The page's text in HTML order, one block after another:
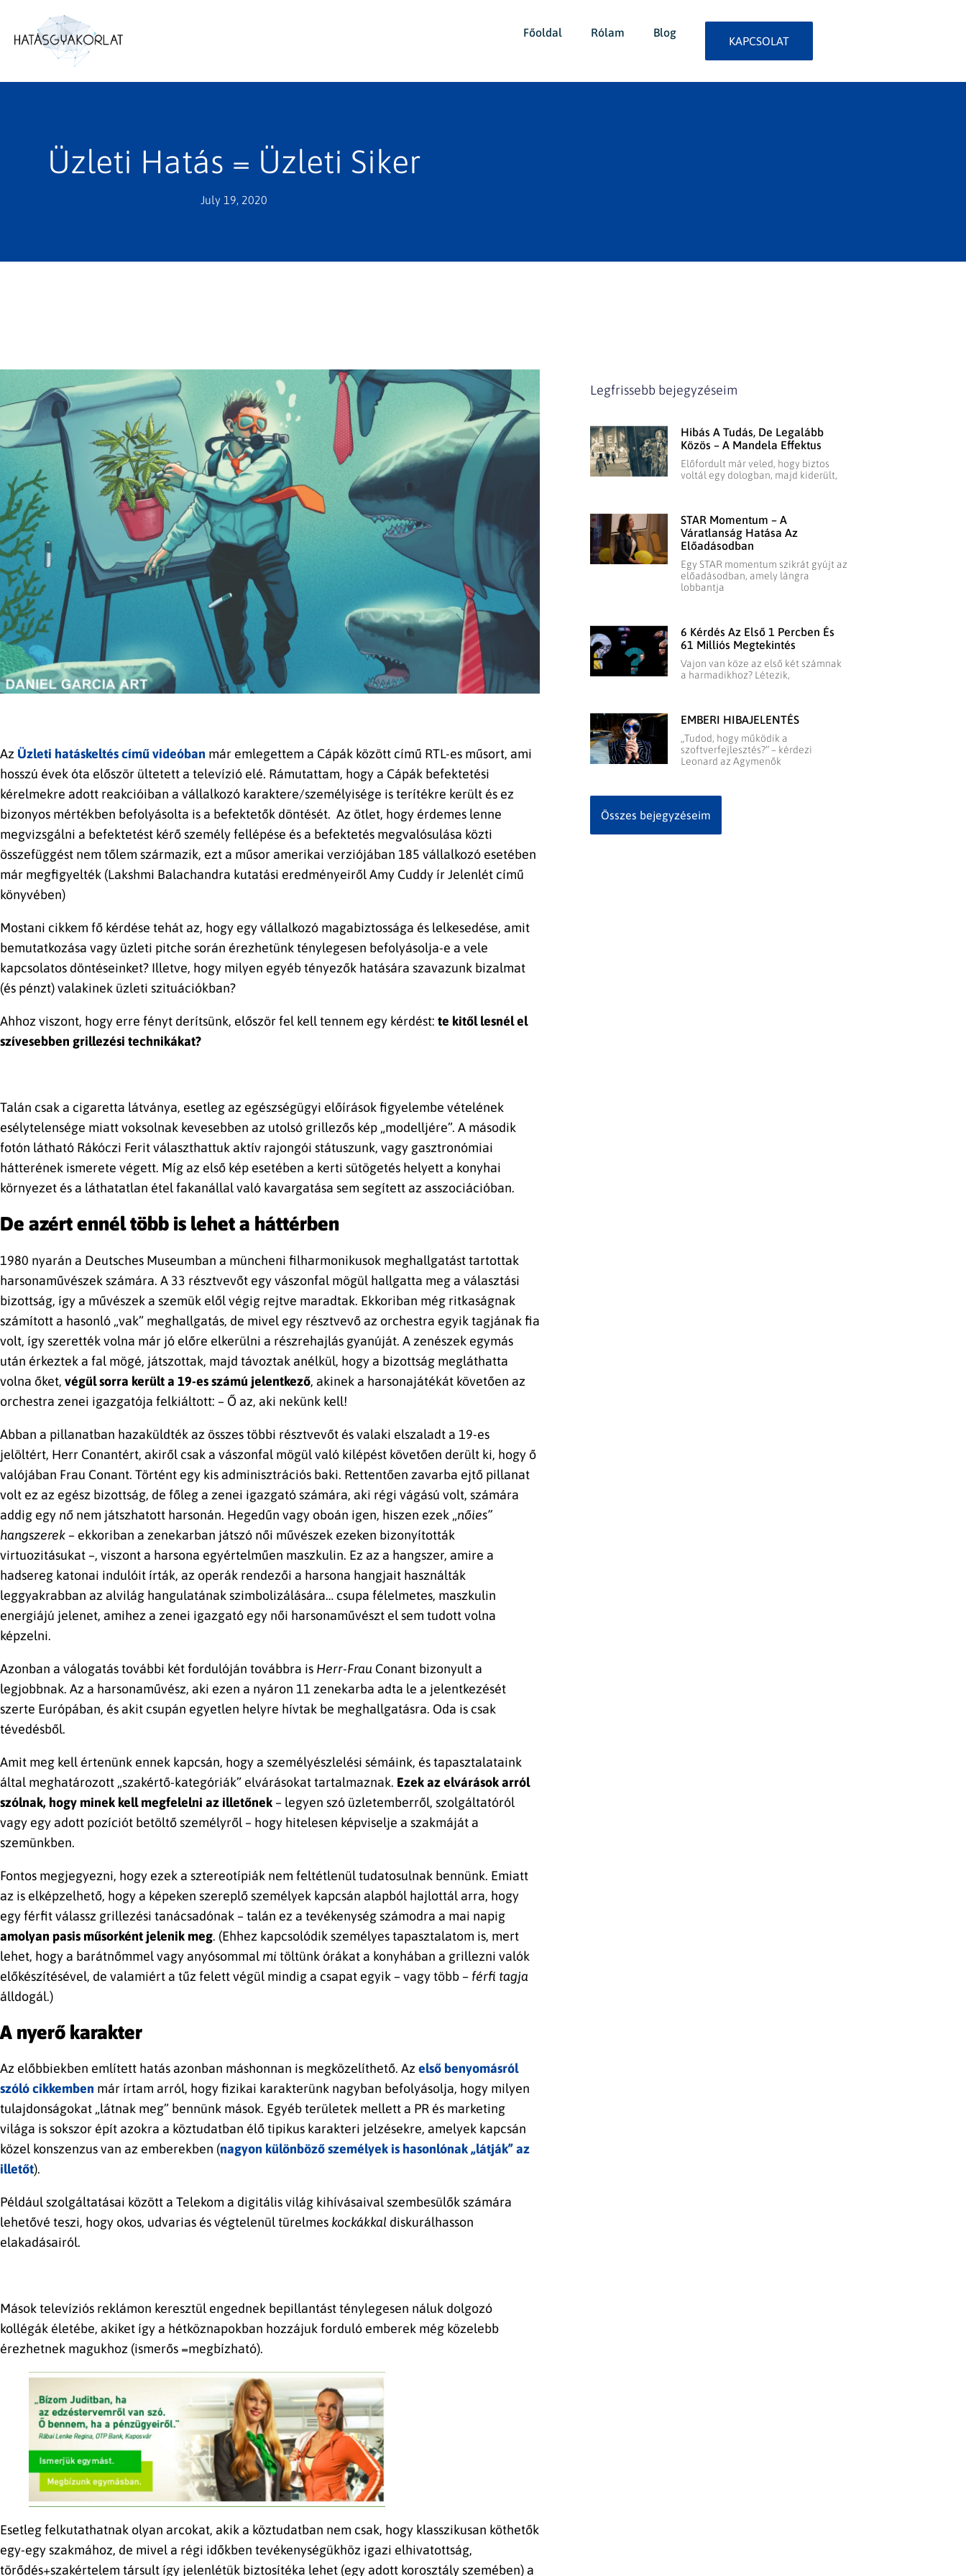
Főoldal Rólam Blog
KAPCSOLAT
Üzleti Hatás = Üzleti Siker
July 19, 2020
Az Üzleti hatáskeltés című videóban már emlegettem a Cápák között című RTL-es műsort, ami
hosszú évek óta először ültetett a televízió elé. Rámutattam, hogy a Cápák befektetési
kérelmekre adott reakcióiban a vállalkozó karaktere/személyisége is terítékre került és ez
bizonyos mértékben befolyásolta is a befektetők döntését. Az ötlet, hogy érdemes lenne
megvizsgálni a befektetést kérő személy fellépése és a befektetés megvalósulása közti
összefüggést nem tőlem származik, ezt a műsor amerikai verziójában 185 vállalkozó esetében
már megfigyelték (Lakshmi Balachandra kutatási eredményeiről Amy Cuddy ír Jelenlét című
könyvében)
Mostani cikkem fő kérdése tehát az, hogy egy vállalkozó magabiztossága és lelkesedése, amit
bemutatkozása vagy üzleti pitche során érezhetünk ténylegesen befolyásolja-e a vele
kapcsolatos döntéseinket? Illetve, hogy milyen egyéb tényezők hatására szavazunk bizalmat
(és pénzt) valakinek üzleti szituációkban?
Ahhoz viszont, hogy erre fényt derítsünk, először fel kell tennem egy kérdést: te kitől lesnél el
szívesebben grillezési technikákat?
Talán csak a cigaretta látványa, esetleg az egészségügyi előírások figyelembe vételének
esélytelensége miatt voksolnak kevesebben az utolsó grillezős kép „modelljére”. A második
fotón látható Rákóczi Ferit választhattuk aktív rajongói státuszunk, vagy gasztronómiai
hátterének ismerete végett. Míg az első kép esetében a kerti sütögetés helyett a konyhai
környezet és a láthatatlan étel fakanállal való kavargatása sem segített az asszociációban.
De azért ennél több is lehet a háttérben
1980 nyarán a Deutsches Museumban a müncheni filharmonikusok meghallgatást tartottak
harsonaművészek számára. A 33 résztvevőt egy vászonfal mögül hallgatta meg a választási
bizottság, így a művészek a szemük elől végig rejtve maradtak. Ekkoriban még ritkaságnak
számított a hasonló „vak” meghallgatás, de mivel egy résztvevő az orchestra egyik tagjának fia
volt, így szerették volna már jó előre elkerülni a részrehajlás gyanúját. A zenészek egymás
után érkeztek a fal mögé, játszottak, majd távoztak anélkül, hogy a bizottság megláthatta
volna őket, végül sorra került a 19-es számú jelentkező, akinek a harsonajátékát követően az
orchestra zenei igazgatója felkiáltott: – Ő az, aki nekünk kell!
Abban a pillanatban hazaküldték az összes többi résztvevőt és valaki elszaladt a 19-es
jelöltért, Herr Conantért, akiről csak a vászonfal mögül való kilépést követően derült ki, hogy ő
valójában Frau Conant. Történt egy kis adminisztrációs baki. Rettentően zavarba ejtő pillanat
volt ez az egész bizottság, de főleg a zenei igazgató számára, aki régi vágású volt, számára
addig egy nő nem játszhatott harsonán. Hegedűn vagy oboán igen, hiszen ezek „nőies”
hangszerek– ekkoriban a zenekarban játszó női művészek ezeken bizonyították
virtuozitásukat –, viszont a harsona egyértelműen maszkulin. Ez az a hangszer, amire a
hadsereg katonai indulóit írták, az operák rendezői a harsona hangjait használták
leggyakrabban az alvilág hangulatának szimbolizálására… csupa félelmetes, maszkulin
energiájú jelenet, amihez a zenei igazgató egy női harsonaművészt el sem tudott volna
képzelni.
Azonban a válogatás további két fordulóján továbbra is Herr-Frau Conant bizonyult a
legjobbnak. Az a harsonaművész, aki ezen a nyáron 11 zenekarba adta le a jelentkezését
szerte Európában, és akit csupán egyetlen helyre hívtak be meghallgatásra. Oda is csak
tévedésből.
Amit meg kell értenünk ennek kapcsán, hogy a személyészlelési sémáink, és tapasztalataink
által meghatározott „szakértő-kategóriák” elvárásokat tartalmaznak. Ezek az elvárások arról
szólnak, hogy minek kell megfelelni az illetőnek– legyen szó üzletemberről, szolgáltatóról
vagy egy adott pozíciót betöltő személyről – hogy hitelesen képviselje a szakmáját a
szemünkben.
Fontos megjegyezni, hogy ezek a sztereotípiák nem feltétlenül tudatosulnak bennünk. Emiatt
az is elképzelhető, hogy a képeken szereplő személyek kapcsán alapból hajlottál arra, hogy
egy férfit válassz grillezési tanácsadónak – talán ez a tevékenység számodra a mai napig
amolyan pasis műsorként jelenik meg. (Ehhez kapcsolódik személyes tapasztalatom is, mert
lehet, hogy a barátnőmmel vagy anyósommal mi töltünk órákat a konyhában a grillezni valók
előkészítésével, de valamiért a tűz felett végül mindig a csapat egyik – vagy több – férfi tagja
álldogál.)
A nyerő karakter
Az előbbiekben említett hatás azonban máshonnan is megközelíthető. Azelső benyomásról
szóló cikkemben már írtam arról, hogy fizikai karakterünk nagyban befolyásolja, hogy milyen
tulajdonságokat „látnak meg” bennünk mások. Egyéb területek mellett a PR és marketing
világa is sokszor épít azokra a köztudatban élő tipikus karakteri jelzésekre, amelyek kapcsán
közel konszenzus van az emberekben (nagyon különböző személyek is hasonlónak „látják” az
illetőt).
Például szolgáltatásai között a Telekom a digitális világ kihívásaival szembesülők számára
lehetővé teszi, hogy okos, udvarias és végtelenül türelmes kockákkal diskurálhasson
elakadásairól.
Mások televíziós reklámon keresztül engednek bepillantást ténylegesen náluk dolgozó
kollégák életébe, akiket így a hétköznapokban hozzájuk forduló emberek még közelebb
érezhetnek magukhoz (ismerős =megbízható).
Esetleg felkutathatnak olyan arcokat, akik a köztudatban nem csak, hogy klasszikusan köthetők
egy-egy szakmához, de mivel a régi időkben tevékenységükhöz igazi elhivatottság,
törődés+szakértelem társult így jelenlétük biztosítéka lehet (egy adott korosztály szemében) a
Legfrissebb bejegyzéseim
Hibás A Tudás, De Legalább
Közös – A Mandela Effektus
Előfordult már veled, hogy biztos
voltál egy dologban, majd kiderült,
STAR Momentum – A
Váratlanság Hatása Az
Előadásodban
Egy STAR momentum szikrát gyújt az
előadásodban, amely lángra
lobbantja
6 Kérdés Az Első 1 Percben És
61 Milliós Megtekintés
Vajon van köze az első két számnak
a harmadikhoz? Létezik,
EMBERI HIBAJELENTÉS
„Tudod, hogy működik a
szoftverfejlesztés?” – kérdezi
Leonard az Agymenők
Összes bejegyzéseim